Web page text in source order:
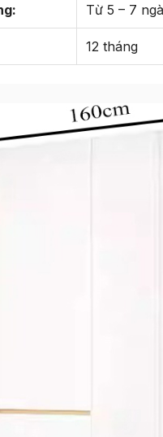
Từ 5 – 7
12 tháng